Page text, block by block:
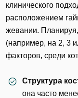
клинического
расположением
жевании.
(например, на 2, 3
факторов, среди
Структура
она часто